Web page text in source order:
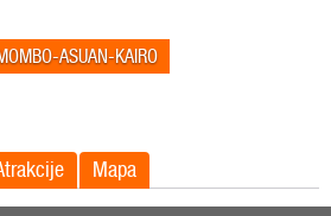
ASUAN-KAIRO
Mapa